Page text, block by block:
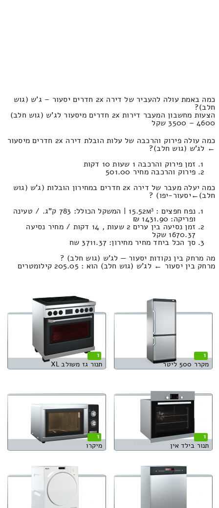
כמה באמת עולה להעביר של דירה 2x חדרים יסעור – ג'ש (גוש
חלב)?
הצעות מחשבון המעבר דירות 2x חדרים מיסעור לג'ש (גוש חלב)
4600 – 3500 שקל
כמה עולה פירוק והרכבה של עלות הובלת דירה 2x חדרים מיסעור
← לג'ש (גוש חלב)?
זמן פירוק והרכבה 1 שעות 10 דקות
פירוק והרכבה מחיר 501.00
כמה יעלה מעבר של דירה 2x חדרים במחירון הובלות (ג'ש (גוש
חלב)‎←‏יסעור-יפו) ?
נפח חפצים : 15.52м³ | המשקל הכולל: 783 ק”ג. / טעינה
ופריקה: 1431.90 ₪
זמן נסיעה בין ערים 2 שעות , 14 דקות / מחיר נסיעה
1670.37 שקל
סך הכל ביחד מחיר מחירון: 3711.37 שח
מה מרחק בין נקודות יסעור — לג'ש (גוש חלב) ?
מרחק בין יסעור ← לג'ש (גוש חלב) הוא : 205.05 קילומטרים
1
מקרר 500 ליטר
1
תנור גז משולב XL
1
תנור בילד אין
1
מיקרו